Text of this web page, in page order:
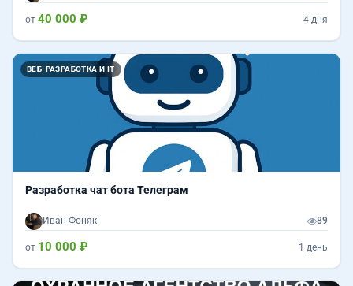
от 40 000 ₽ 4 дня
ВЕБ-РАЗРАБОТКА И IT
Разработка чат бота Телеграм
Иван Фоняк 89
от 10 000 ₽ 1 день